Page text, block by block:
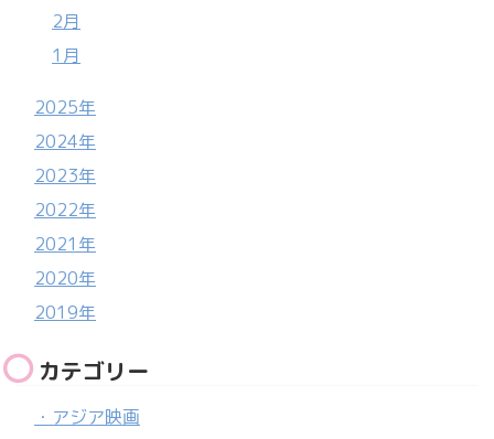
2月
1月
2025年
2024年
2023年
2022年
2021年
2020年
2019年
カテゴリー
・アジア映画